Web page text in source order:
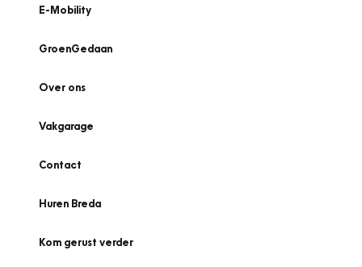
E-Mobility
GroenGedaan
Over ons
Vakgarage
Contact
Huren Breda
Kom gerust verder